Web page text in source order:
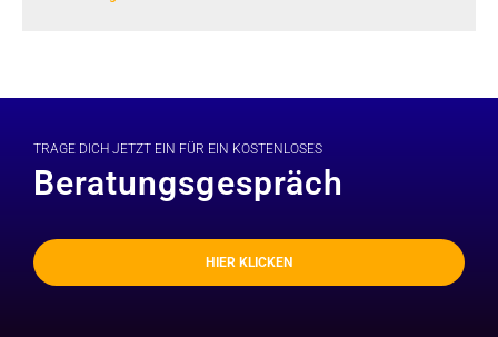
TRAGE DICH JETZT EIN FÜR EIN KOSTENLOSES
Beratungsgespräch
HIER KLICKEN